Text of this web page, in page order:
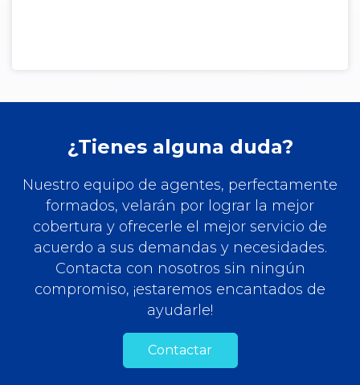
¿Tienes alguna duda?
Nuestro equipo de agentes, perfectamente
formados, velarán por lograr la mejor
cobertura y ofrecerle el mejor servicio de
acuerdo a sus demandas y necesidades.
Contacta con nosotros sin ningún
compromiso, ¡estaremos encantados de
ayudarle!
Contactar